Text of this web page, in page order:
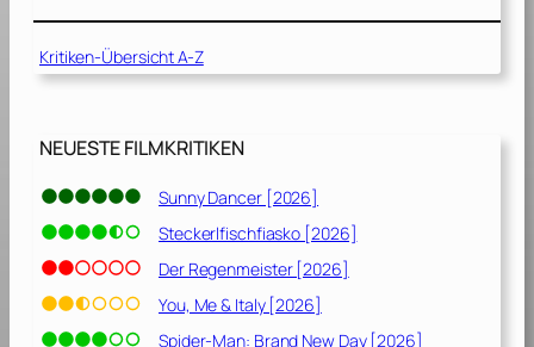
r
o
e
p
i
e
l
[
Kritiken-Übersicht A-Z
NEUESTE FILMKRITIKEN
Sunny Dancer [2026]
Steckerlfischfiasko [2026]
Der Regenmeister [2026]
You, Me & Italy [2026]
Spider-Man: Brand New Day [2026]